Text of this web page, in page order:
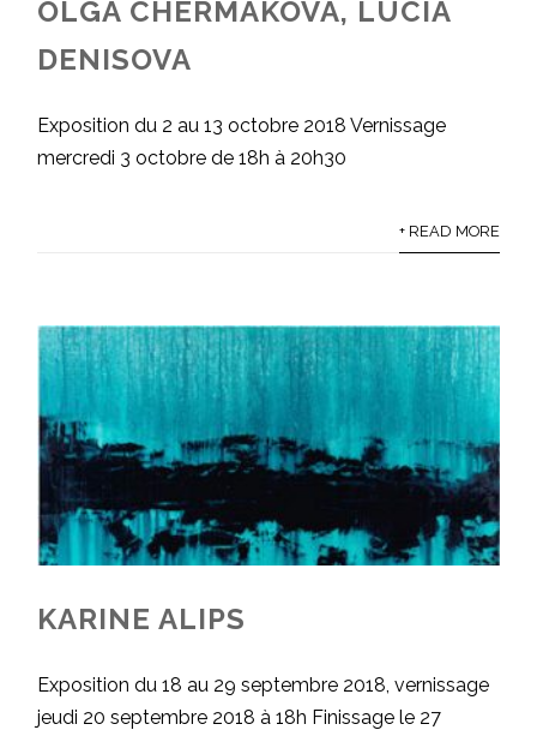
OLGA CHERMAKOVA, LUCIA
DENISOVA
Exposition du 2 au 13 octobre 2018 Vernissage
mercredi 3 octobre de 18h à 20h30
+ READ MORE
KARINE ALIPS
Exposition du 18 au 29 septembre 2018, vernissage
jeudi 20 septembre 2018 à 18h Finissage le 27